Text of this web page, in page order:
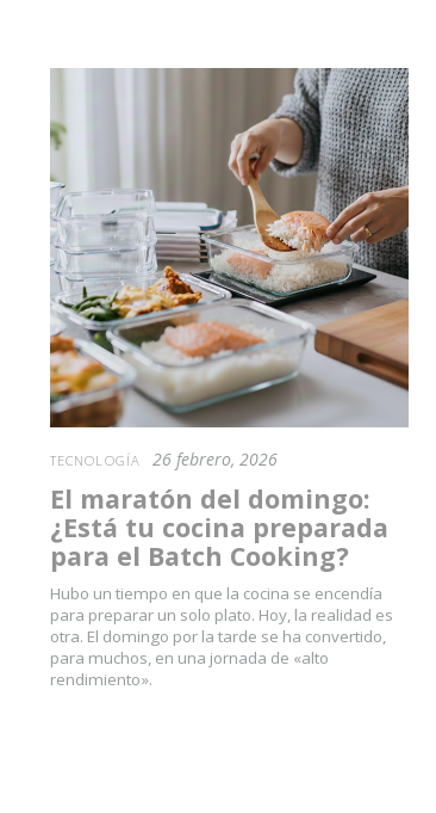
TECNOLOGÍA 26 febrero, 2026
El maratón del domingo:
¿Está tu cocina preparada
para el Batch Cooking?
Hubo un tiempo en que la cocina se encendía
para preparar un solo plato. Hoy, la realidad es
otra. El domingo por la tarde se ha convertido,
para muchos, en una jornada de «alto
rendimiento».